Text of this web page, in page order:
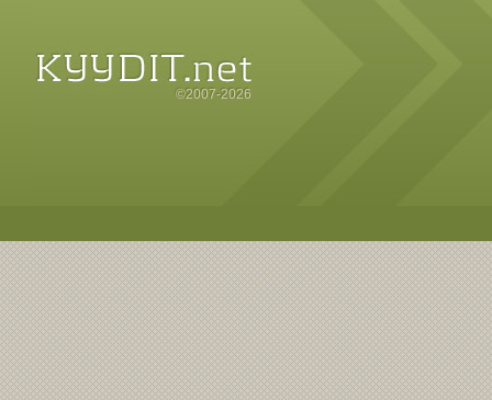
©2007-2026